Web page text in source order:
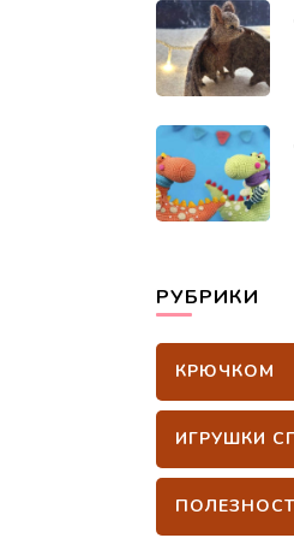
РУБРИКИ
КРЮЧКОМ
ИГРУШКИ